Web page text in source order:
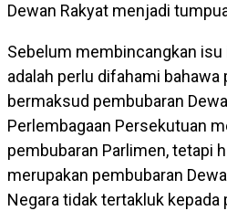
Dewan Rakyat menjadi
Sebelum membincangkan isu
adalah perlu difahami
bermaksud pembubaran
Perlembagaan Persekutuan
pembubaran Parlimen, tetapi
merupakan pembubaran
Negara tidak tertakluk kepada